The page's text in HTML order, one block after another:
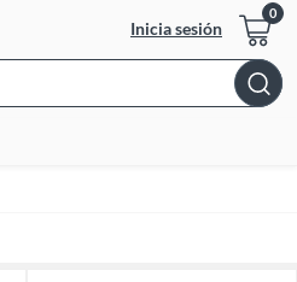
Inicia sesión
Bar